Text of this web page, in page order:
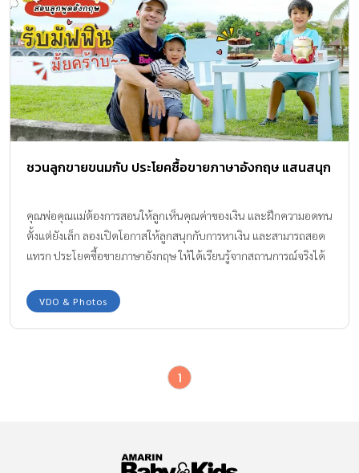
ชวนลูกขายขนมกับ ประโยคซื้อขายภาษาอังกฤษ แสนสนุก
คุณพ่อคุณแม่ต้องการสอนให้ลูกเห็นคุณค่าของเงิน และฝึกความอดทน
ตั้งแต่ยังเล็ก ลองเปิดโอกาสให้ลูกสนุกกับการหาเงิน และสามารถสอด
แทรก ประโยคซื้อขายภาษาอังกฤษ ให้ได้เรียนรู้จากสถานการณ์จริงได้
VDO & Photos
1